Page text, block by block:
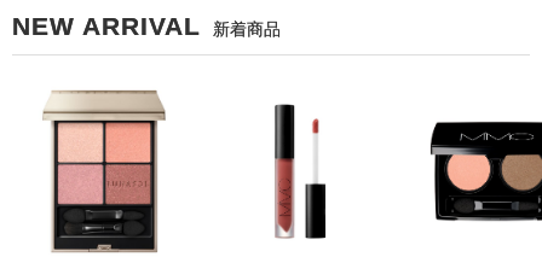
NEW ARRIVAL 新着商品